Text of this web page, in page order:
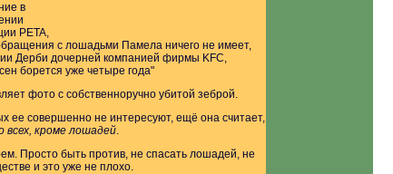
в
PETA,
с лошадьми Памела ничего не имеет,
Дерби дочерней компанией фирмы KFC,
борется уже четыре года"
фото с собственноручно убитой зеброй.
ее совершенно не интересуют, ещё она считает,
всех, кроме лошадей.
Просто быть против, не спасать лошадей, не
и это уже не плохо.